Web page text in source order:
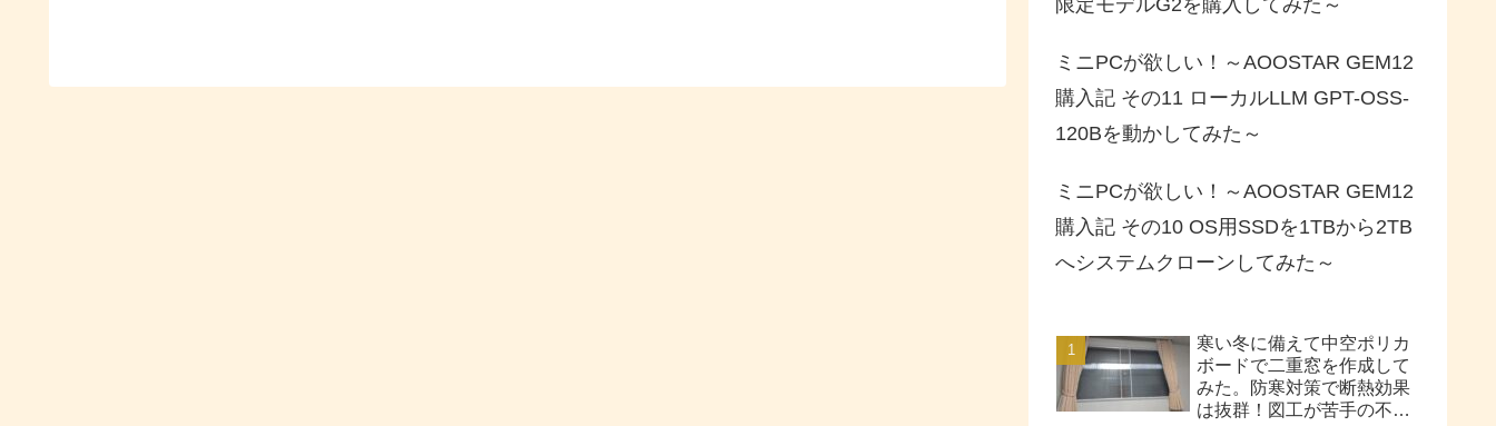
限定モデルG2を購入してみた～
ミニPCが欲しい！～AOOSTAR GEM12
購入記 その11 ローカルLLM GPT-OSS-
120Bを動かしてみた～
ミニPCが欲しい！～AOOSTAR GEM12
購入記 その10 OS用SSDを1TBから2TB
へシステムクローンしてみた～
寒い冬に備えて中空ポリカ
ボードで二重窓を作成して
みた。防寒対策で断熱効果
は抜群！図工が苦手の不器